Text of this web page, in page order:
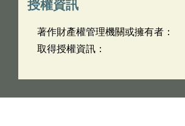
授權資訊
著作財產權管理機關或擁有者：
取得授權資訊：